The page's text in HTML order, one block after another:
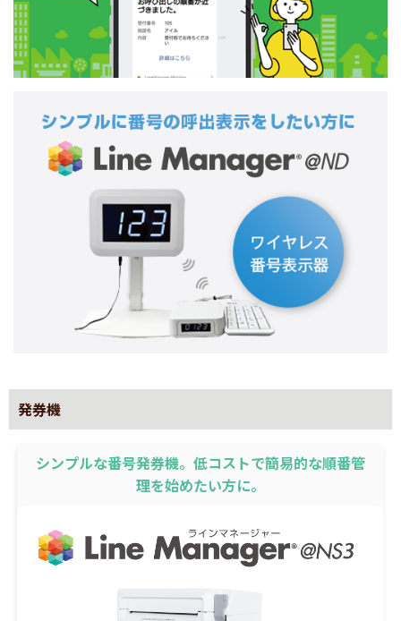
発券機
シンプルな番号発券機。低コストで簡易的な順番管
理を始めたい方に。